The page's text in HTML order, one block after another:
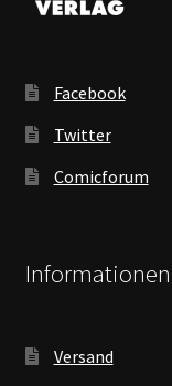
Facebook
Twitter
Comicforum
Informationen
Versand